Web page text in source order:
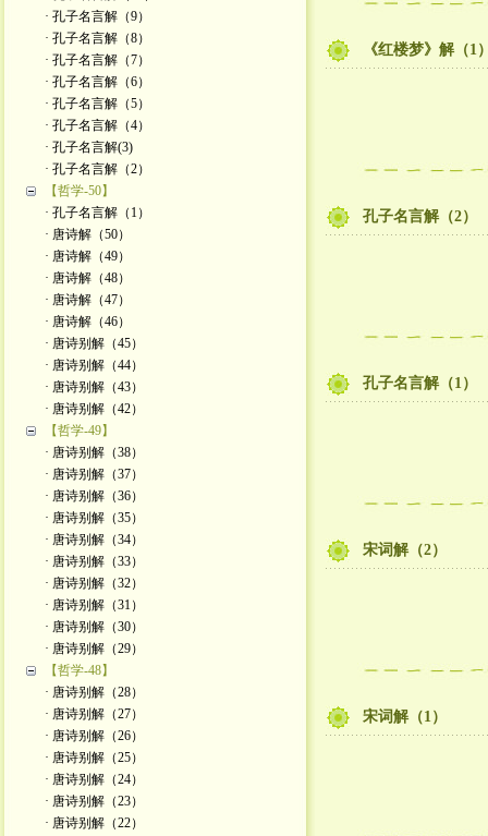
· 孔子名言解（9）
· 孔子名言解（8）
· 孔子名言解（7）
· 孔子名言解（6）
· 孔子名言解（5）
· 孔子名言解（4）
· 孔子名言解(3)
· 孔子名言解（2）
【哲学-50】
· 孔子名言解（1）
· 唐诗解（50）
· 唐诗解（49）
· 唐诗解（48）
· 唐诗解（47）
· 唐诗解（46）
· 唐诗别解（45）
· 唐诗别解（44）
· 唐诗别解（43）
· 唐诗别解（42）
【哲学-49】
· 唐诗别解（38）
· 唐诗别解（37）
· 唐诗别解（36）
· 唐诗别解（35）
· 唐诗别解（34）
· 唐诗别解（33）
· 唐诗别解（32）
· 唐诗别解（31）
· 唐诗别解（30）
· 唐诗别解（29）
【哲学-48】
· 唐诗别解（28）
· 唐诗别解（27）
· 唐诗别解（26）
· 唐诗别解（25）
· 唐诗别解（24）
· 唐诗别解（23）
· 唐诗别解（22）
《红楼梦》解（1
孔子名言解（2）
孔子名言解（1）
宋词解（2）
宋词解（1）